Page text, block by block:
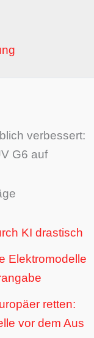
verbessert:
G6 auf
KI drastisch
Elektromodelle
retten:
vor dem Aus